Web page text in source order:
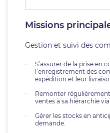
Missions
Gestion et suivi des
S’assurer de la prise en
l’enregistrement des
expédition et leur
Remonter
ventes à sa hiérarchie
Gérer les stocks en
demande.